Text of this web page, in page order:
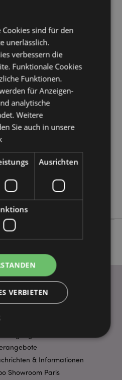
den Einkauf bei Puckator
Sie unserenLeitfaden für
5cm Tiefe 5cm
INFORMATION
& Informationen
Showroom Paris
sind für den
unerlässlich.
verbessern die
Funktionale Cookies
Funktionen.
für Anzeigen-
analytische
Weitere
Sie auch in unsere
Ausrichten
VERBIETEN
Leistungs
Funktions